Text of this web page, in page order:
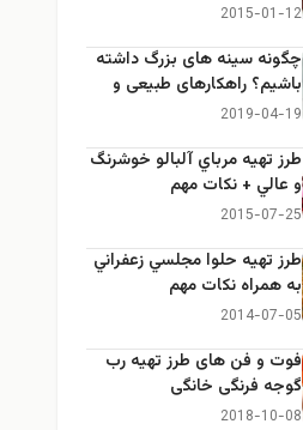
2015-01-12
چگونه سینه های بزرگ داشته
باشیم؟ راهکارهای طبیعی و
خانگی برای بزرگ کردن سینه
2019-04-19
طرز تهيه مرباي آلبالو خوشرنگ
و عالي + نكات مهم
2015-07-25
طرز تهيه حلوا مجلسي زعفراني
به همراه نكات مهم
2014-07-05
فوت و فن های طرز تهیه رب
گوجه فرنگی خانگی
2018-10-08